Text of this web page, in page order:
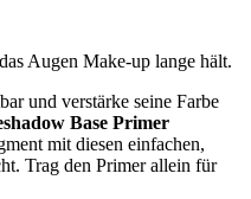
Augen Make-up lange hält.
und verstärke seine Farbe
Base Primer
mit diesen einfachen,
Trag den Primer allein für